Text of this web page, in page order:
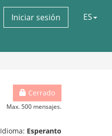
Iniciar sesión ES
Cerrado
Max. 500 mensajes.
Idioma: Esperanto